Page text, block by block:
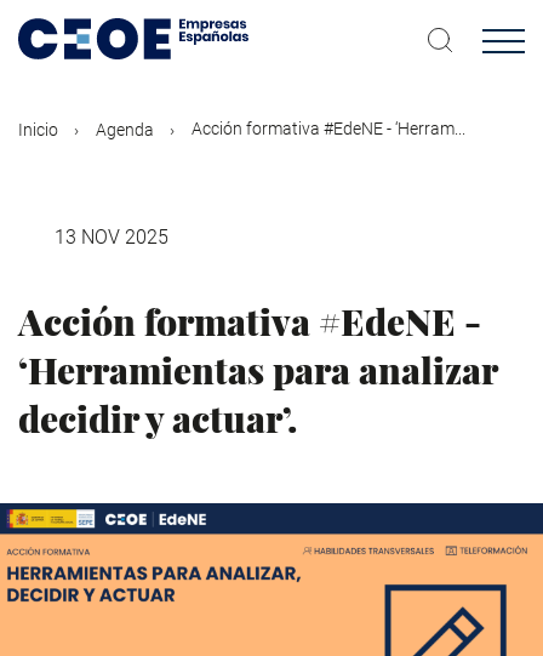
contenido
Inicio Agenda Acción formativa #EdeNE - ‘Herram...
13 NOV 2025
Acción formativa #EdeNE -
‘Herramientas para analizar
decidir y actuar’.